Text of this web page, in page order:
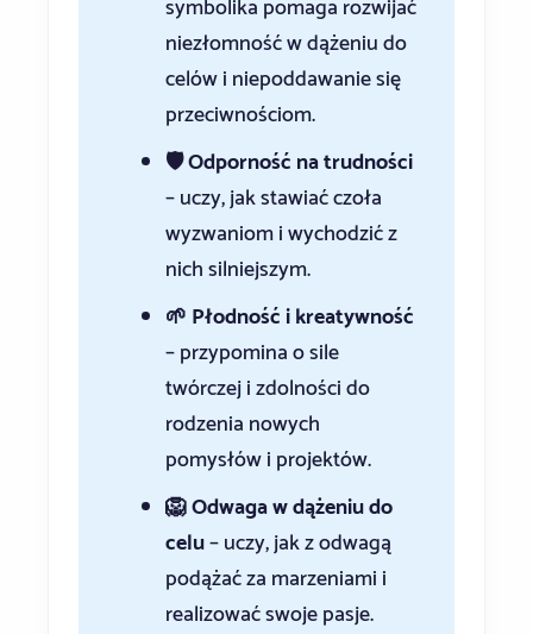
symbolika pomaga rozwijać
niezłomność w dążeniu do
celów i niepoddawanie się
przeciwnościom.
🛡️ Odporność na trudności
– uczy, jak stawiać czoła
wyzwaniom i wychodzić z
nich silniejszym.
🌱 Płodność i kreatywność
– przypomina o sile
twórczej i zdolności do
rodzenia nowych
pomysłów i projektów.
🦁 Odwaga w dążeniu do
celu– uczy, jak z odwagą
podążać za marzeniami i
realizować swoje pasje.